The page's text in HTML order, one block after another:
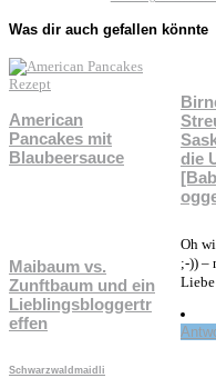
Was dir auch gefallen könnte
American
Pancakes mit
Blaubeersauce
die
Maibaum vs.
Zunftbaum und ein
Lieblingsbloggertr
effen
Oh
;-)) –
Schwarzwaldmaidli